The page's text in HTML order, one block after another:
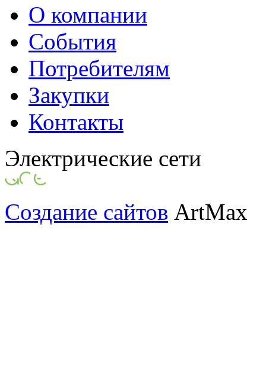
О компании
События
Потребителям
Закупки
Контакты
Электрические сети
Создание сайтов ArtMax